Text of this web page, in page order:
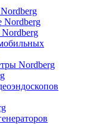
Nordberg
Nordberg